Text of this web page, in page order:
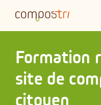
Compostage partagé
Formation
site de
citoyen